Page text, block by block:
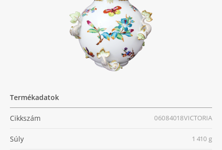
Termékadatok
Cikkszám 06084018VICTORIA
Súly 1 410 g